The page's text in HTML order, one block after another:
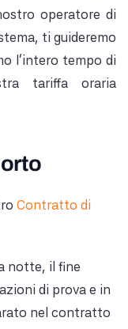
operatore di
ti guideremo
l'intero tempo di
tariffa oraria
Contratto di
notte, il fine
di prova e in
nel contratto